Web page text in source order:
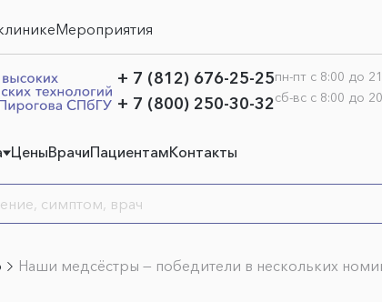
Мероприятия
+ 7 (812) 676-25-25
+ 7 (800) 250-30-32
пн-пт с 8:00 до
сб-вс с 8:00 до
ЦеныВрачиПациентамКонтакты
Наши медсёстры — победители в нескольких